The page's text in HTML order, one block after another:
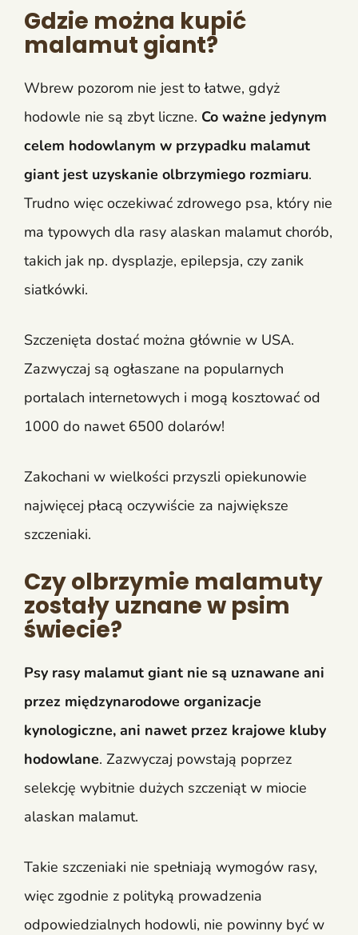
Gdzie można kupić
malamut giant?
Wbrew pozorom nie jest to łatwe, gdyż
hodowle nie są zbyt liczne. Co ważne jedynym
celem hodowlanym w przypadku malamut
giant jest uzyskanie olbrzymiego rozmiaru.
Trudno więc oczekiwać zdrowego psa, który nie
ma typowych dla rasy alaskan malamut chorób,
takich jak np. dysplazje, epilepsja, czy zanik
siatkówki.
Szczenięta dostać można głównie w USA.
Zazwyczaj są ogłaszane na popularnych
portalach internetowych i mogą kosztować od
1000 do nawet 6500 dolarów!
Zakochani w wielkości przyszli opiekunowie
najwięcej płacą oczywiście za największe
szczeniaki.
Czy olbrzymie malamuty
zostały uznane w psim
świecie?
Psy rasy malamut giant nie są uznawane ani
przez międzynarodowe organizacje
kynologiczne, ani nawet przez krajowe kluby
hodowlane. Zazwyczaj powstają poprzez
selekcję wybitnie dużych szczeniąt w miocie
alaskan malamut.
Takie szczeniaki nie spełniają wymogów rasy,
więc zgodnie z polityką prowadzenia
odpowiedzialnych hodowli, nie powinny być w